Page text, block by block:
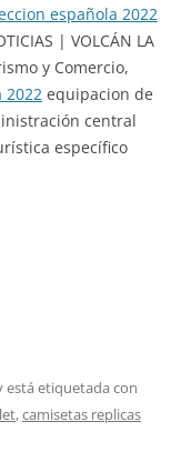
española 2022
| VOLCÁN LA
y Comercio,
2022 equipacion de
central
específico
está etiquetada con
,camisetas replicas